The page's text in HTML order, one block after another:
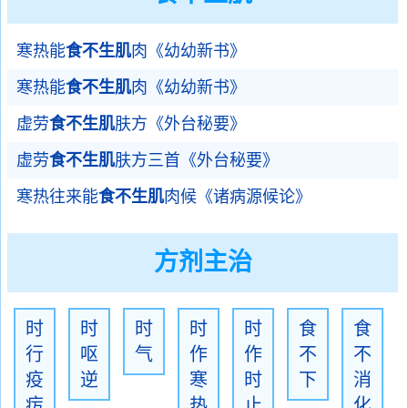
寒热能食不生肌肉《幼幼新书》
寒热能食不生肌肉《幼幼新书》
虚劳食不生肌肤方《外台秘要》
虚劳食不生肌肤方三首《外台秘要》
寒热往来能食不生肌肉候《诸病源候论》
方剂主治
时
行
疫
时
呕
逆
时
气
时
作
寒
时
作
时
食
不
下
食
不
消